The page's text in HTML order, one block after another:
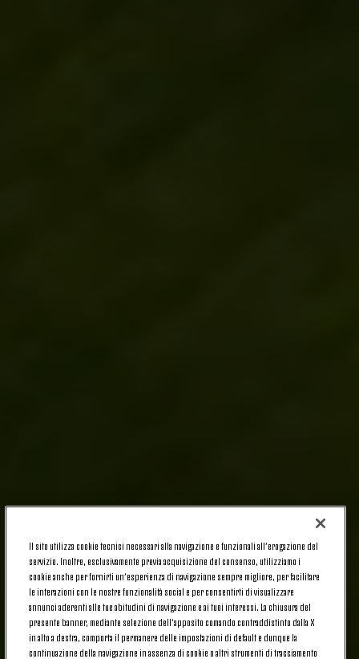
Il sito utilizza cookie tecnici necessari alla navigazione e funzionali all’erogazione del
servizio. Inoltre, esclusivamente previa acquisizione del consenso, utilizziamo i
cookie anche per fornirti un’esperienza di navigazione sempre migliore, per facilitare
le interazioni con le nostre funzionalità social e per consentirti di visualizzare
annunci aderenti alle tue abitudini di navigazione e ai tuoi interessi. La chiusura del
presente banner, mediante selezione dell’apposito comando contraddistinto dalla X
in alto a destra, comporta il permanere delle impostazioni di default e dunque la
continuazione della navigazione in assenza di cookie o altri strumenti di tracciamento